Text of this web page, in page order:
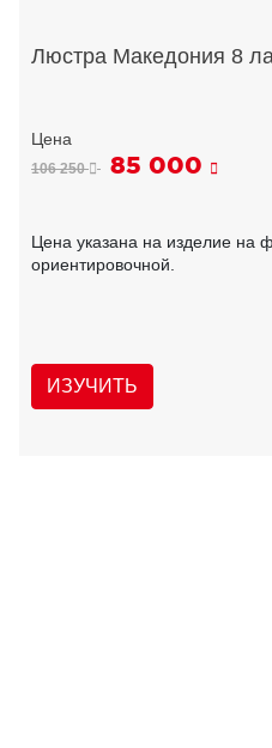
Люстра Македония 8
106 250 85 000
Цена указана на изделие на
ориентировочной.
ИЗУЧИТЬ